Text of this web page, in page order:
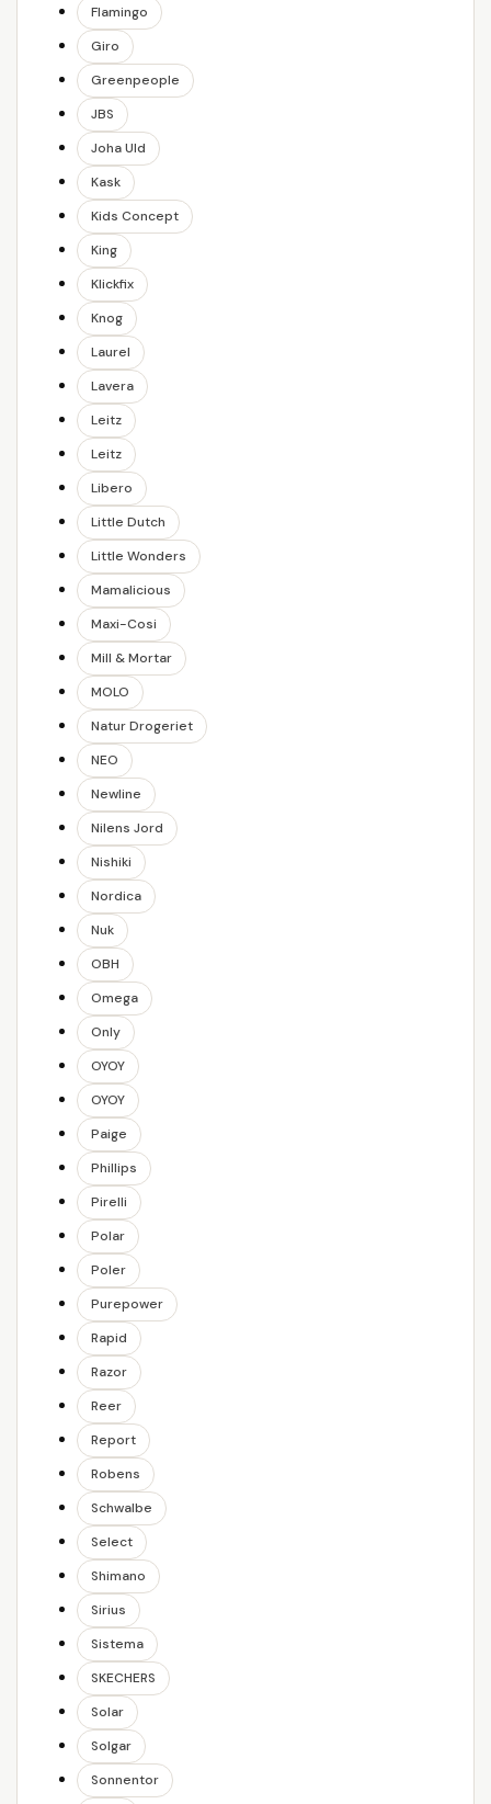
Flamingo
Giro
Greenpeople
JBS
Joha Uld
Kask
Kids Concept
King
Klickfix
Knog
Laurel
Lavera
Leitz
Leitz
Libero
Little Dutch
Little Wonders
Mamalicious
Maxi-Cosi
Mill & Mortar
MOLO
Natur Drogeriet
NEO
Newline
Nilens Jord
Nishiki
Nordica
Nuk
OBH
Omega
Only
OYOY
OYOY
Paige
Phillips
Pirelli
Polar
Poler
Purepower
Rapid
Razor
Reer
Report
Robens
Schwalbe
Select
Shimano
Sirius
Sistema
SKECHERS
Solar
Solgar
Sonnentor